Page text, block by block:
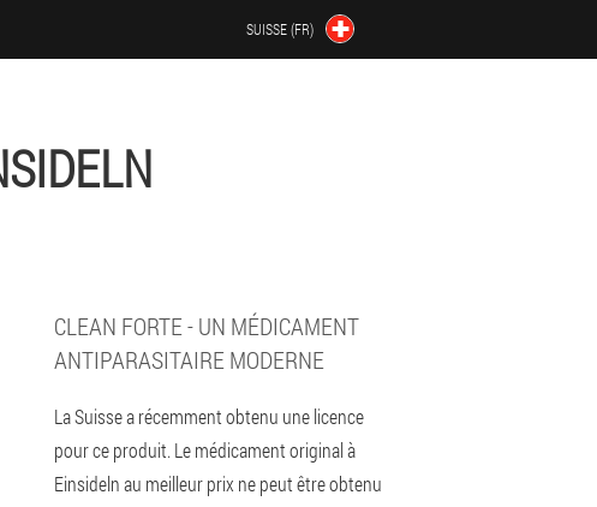
SUISSE (FR)
CLEAN FORTE - UN MÉDICAMENT
ANTIPARASITAIRE MODERNE
La Suisse a récemment obtenu une licence
pour ce produit. Le médicament original à
Einsideln au meilleur prix ne peut être obtenu